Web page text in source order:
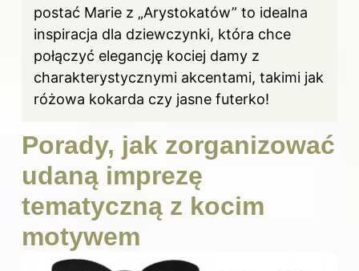
postać Marie z „Arystokatów” to idealna
inspiracja dla dziewczynki, która chce
połączyć elegancję kociej damy z
charakterystycznymi akcentami, takimi jak
różowa kokarda czy jasne futerko!
Porady, jak zorganizować
udaną imprezę
tematyczną z kocim
motywem